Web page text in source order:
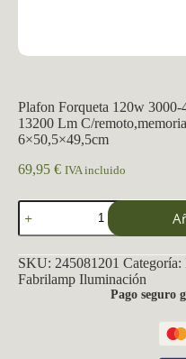
Plafon Forqueta 120w
13200 Lm C/
6×50,5×49,5cm
69,95 € IVA incluido
Plafon
Forqueta
120w
3000-
4000-
6500k
SKU: 245081201 Categoría:
Fabrilamp Iluminación
Pago seguro